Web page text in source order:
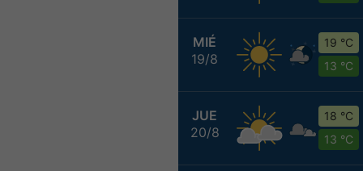
MIÉ
19/8
19 °C
13 °C
JUE
20/8
18 °C
13 °C